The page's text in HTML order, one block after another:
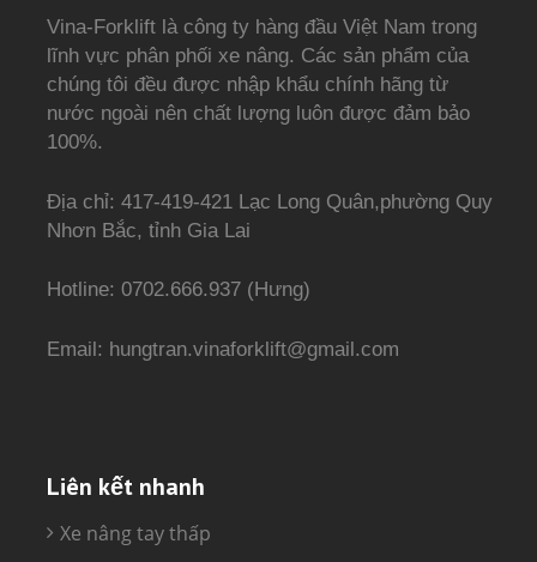
Vina-Forklift là công ty hàng đầu Việt Nam trong
lĩnh vực phân phối xe nâng. Các sản phẩm của
chúng tôi đều được nhập khẩu chính hãng từ
nước ngoài nên chất lượng luôn được đảm bảo
100%.
Địa chỉ: 417-419-421 Lạc Long Quân,phường Quy
Nhơn Bắc, tỉnh Gia Lai
Hotline: 0702.666.937 (Hưng)
Email: hungtran.vinaforklift@gmail.com
Liên kết nhanh
Xe nâng tay thấp